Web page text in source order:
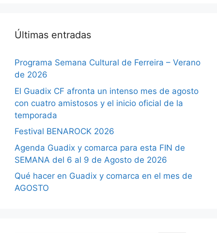
Últimas entradas
Programa Semana Cultural de Ferreira – Verano
de 2026
El Guadix CF afronta un intenso mes de agosto
con cuatro amistosos y el inicio oficial de la
temporada
Festival BENAROCK 2026
Agenda Guadix y comarca para esta FIN de
SEMANA del 6 al 9 de Agosto de 2026
Qué hacer en Guadix y comarca en el mes de
AGOSTO